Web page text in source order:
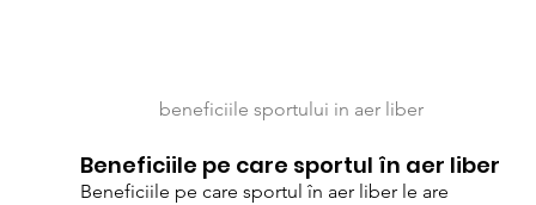
beneficiile sportului in aer liber
Beneficiile pe care sportul în aer liber
Beneficiile pe care sportul în aer liber le are